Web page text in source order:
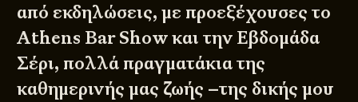
από εκδηλώσεις, με προεξέχουσες το
Athens Bar Show και την Εβδομάδα
Σέρι, πολλά πραγματάκια της
καθημερινής μας ζωής –της δικής μου